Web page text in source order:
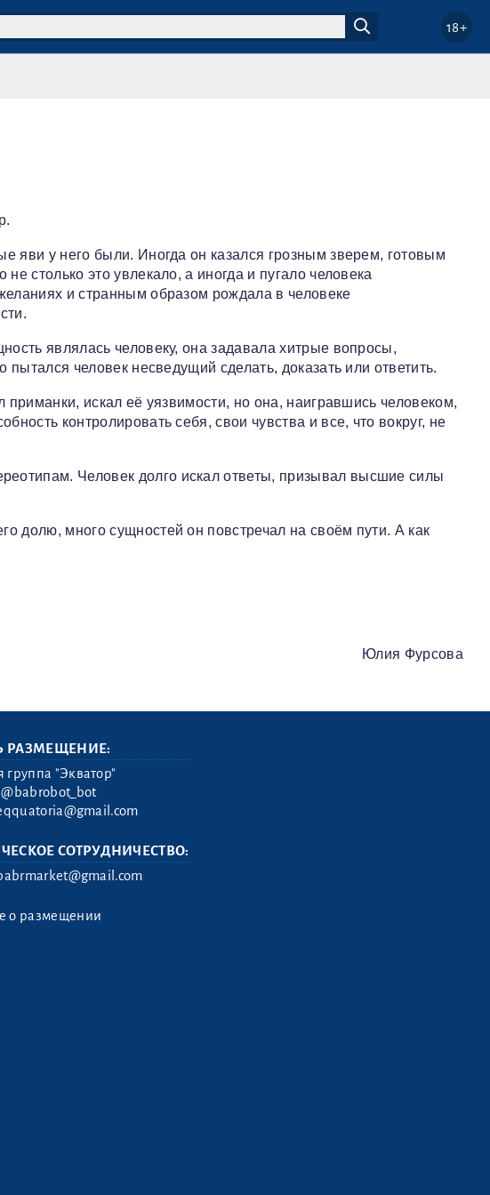
18+
яви у него были. Иногда он казался грозным зверем, готовым
столько это увлекало, а иногда и пугало человека
и странным образом рождала в человеке
являлась человеку, она задавала хитрые вопросы,
человек несведущий сделать, доказать или ответить.
искал её уязвимости, но она, наигравшись человеком,
контролировать себя, свои чувства и все, что вокруг, не
Человек долго искал ответы, призывал высшие силы
долю, много сущностей он повстречал на своём пути. А как
Юлия Фурсова
РАЗМЕЩЕНИЕ:
группа "Экватор"
@babrobot_bot
СОТРУДНИЧЕСТВО:
о размещении